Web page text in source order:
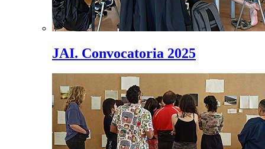
JAI. Convocatoria 2025